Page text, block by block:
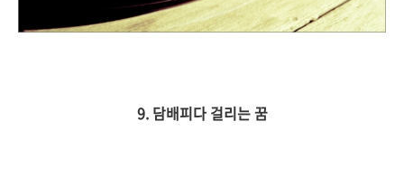
9. 담배피다 걸리는 꿈